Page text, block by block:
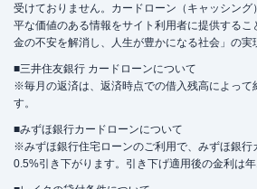
受けておりません。カードローン（キャッシン
平な価値のある情報をサイト利用者に提供するこ
金の不安を解消し、人生が豊かになる社会」の実
■三井住友銀行 カードローンについて
※毎月の返済は、返済時点での借入残高によって
す。
■みずほ銀行カードローンについて
※みずほ銀行住宅ローンのご利用で、みずほ銀行
0.5%引き下がります。引き下げ適用後の金利は年